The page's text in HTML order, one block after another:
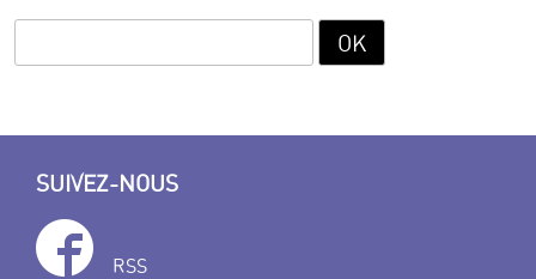
SUIVEZ-NOUS
RSS